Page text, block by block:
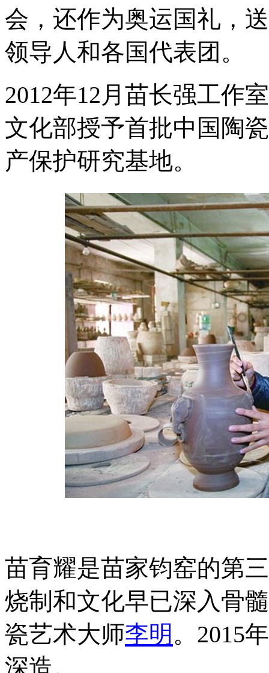
会，还作为奥运国礼，
领导人和各国代表团。
2012年12月苗长强工作
文化部授予首批中国陶
产保护研究基地。
苗育耀是苗家钧窑的第
烧制和文化早已深入骨
瓷艺术大师李明 。2015
深造。